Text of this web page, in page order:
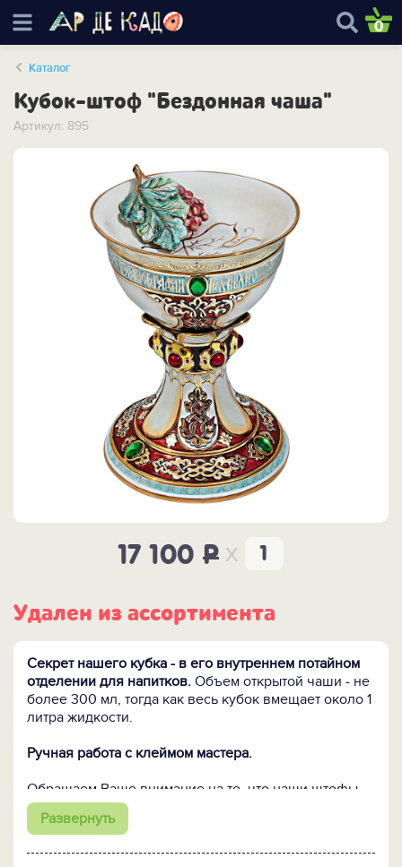
0
Каталог
Кубок-штоф "Бездонная чаша"
Артикул: 895
17 100 P x
Удален из ассортимента
Секрет нашего кубка - в его внутреннем потайном
отделении для напитков. Объем открытой чаши - не
более 300 мл, тогда как весь кубок вмещает около 1
литра жидкости.
Ручная работа с клеймом мастера.
Обращаем Ваше внимание на то, что наши штофы
расписываются вручную несколькими мастерами.
Поэтому имеющиеся в продаже изделия, сохраняя
Развернуть